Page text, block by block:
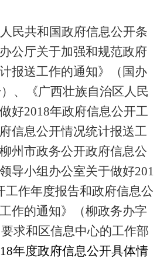
民共和国政府信息公开条
公厅关于加强和规范政府
报送工作的通知》（国办
、
《广西壮族自治区人民
好2018年政府信息公开工
信息公开情况统计报送工
柳州市政务公开政府信息公
导小组办公室关于做好201
工作年度报告和政府信息公
作的通知》（柳政务办字
要求和区信息中心的工作部
8年度政府信息公开具体情